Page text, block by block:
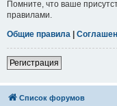
Помните, что ваше
правилами.
Общие правила |
Регистрация
Список форумов